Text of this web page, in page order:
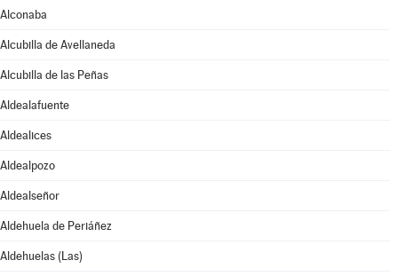
Alconaba
Alcubilla de Avellaneda
Alcubilla de las Peñas
Aldealafuente
Aldealices
Aldealpozo
Aldealseñor
Aldehuela de Periáñez
Aldehuelas (Las)